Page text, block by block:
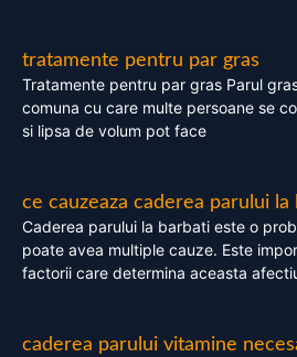
tratamente pentru par gras
Tratamente pentru par gras Parul
comuna cu care multe persoane se
si lipsa de volum pot face
ce cauzeaza caderea parului la
Caderea parului la barbati este o
poate avea multiple cauze. Este
factorii care determina aceasta
caderea parului vitamine